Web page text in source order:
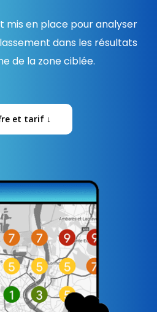
mis en place pour analyser
dans les résultats
de la zone ciblée.
et tarif ↓